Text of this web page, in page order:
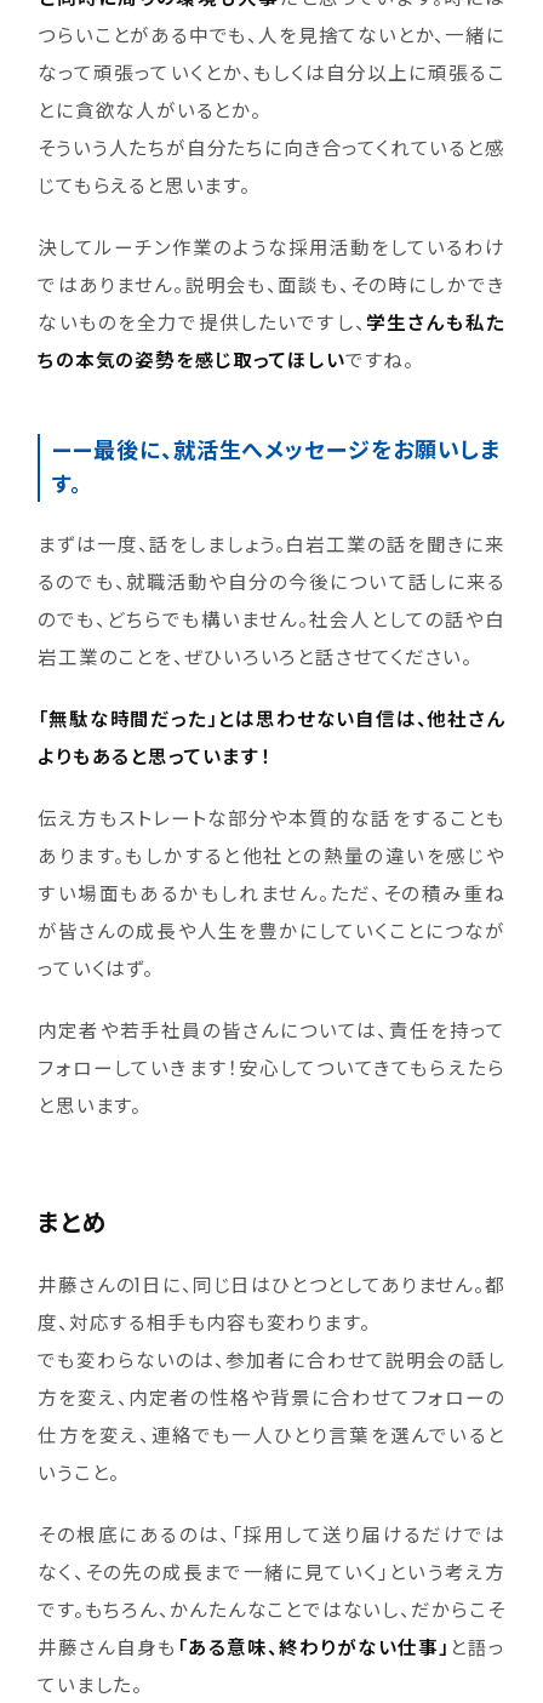
つらいことがある中でも、人を見捨てないとか、一緒に
なって頑張っていくとか、もしくは自分以上に頑張るこ
とに貪欲な人がいるとか。
そういう人たちが自分たちに向き合ってくれていると感
じてもらえると思います。
決してルーチン作業のような採用活動をしているわけ
ではありません。説明会も、面談も、その時にしかでき
ないものを全力で提供したいですし、 学生さんも私た
ちの本気の姿勢を感じ取ってほしいですね。
——最後に、就活生へメッセージをお願いしま
す。
まずは一度、話をしましょう。白岩工業の話を聞きに来
るのでも、就職活動や自分の今後について話しに来る
のでも、どちらでも構いません。社会人としての話や白
岩工業のことを、ぜひいろいろと話させてください。
「無駄な時間だった」とは思わせない自信は、他社さん
よりもあると思っています！
伝え方もストレートな部分や本質的な話をすることも
あります。もしかすると他社との熱量の違いを感じや
すい場面もあるかもしれません。ただ、その積み重ね
が皆さんの成長や人生を豊かにしていくことにつなが
っていくはず。
内定者や若手社員の皆さんについては、責任を持って
フォローしていきます！安心してついてきてもらえたら
と思います。
まとめ
井藤さんの1日に、同じ日はひとつとしてありません。都
度、対応する相手も内容も変わります。
でも変わらないのは、参加者に合わせて説明会の話し
方を変え、内定者の性格や背景に合わせてフォローの
仕方を変え、連絡でも一人ひとり言葉を選んでいると
いうこと。
その根底にあるのは、「採用して送り届けるだけでは
なく、その先の成長まで一緒に見ていく」という考え方
です。もちろん、かんたんなことではないし、だからこそ
井藤さん自身も 「ある意味、終わりがない仕事」 と語っ
ていました。